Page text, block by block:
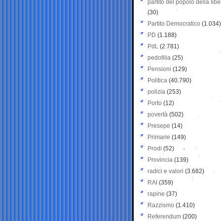
partito del popolo della
(30)
Partito Democratico (1.034)
PD (1.188)
PdL (2.781)
pedofilia (25)
Pensioni (129)
Politica (40.790)
polizia (253)
Porto (12)
povertà (502)
Presepe (14)
Primarie (149)
Prodi (52)
Provincia (139)
radici e valori (3.682)
RAI (359)
rapine (37)
Razzismo (1.410)
Referendum (200)